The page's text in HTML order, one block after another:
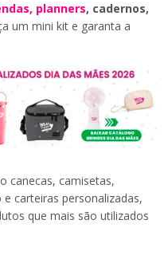
planners, cadernos,
um mini kit e garanta a
canecas, camisetas,
carteiras personalizadas,
que mais são utilizados